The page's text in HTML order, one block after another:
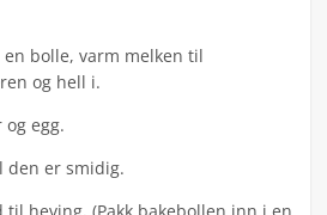
bolle, varm melken til
og hell i.
egg.
den er smidig.